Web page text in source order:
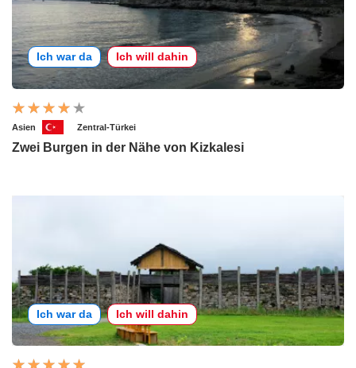
Ich war da Ich will dahin
Asien Zentral-Türkei
Zwei Burgen in der Nähe von Kizkalesi
Ich war da Ich will dahin